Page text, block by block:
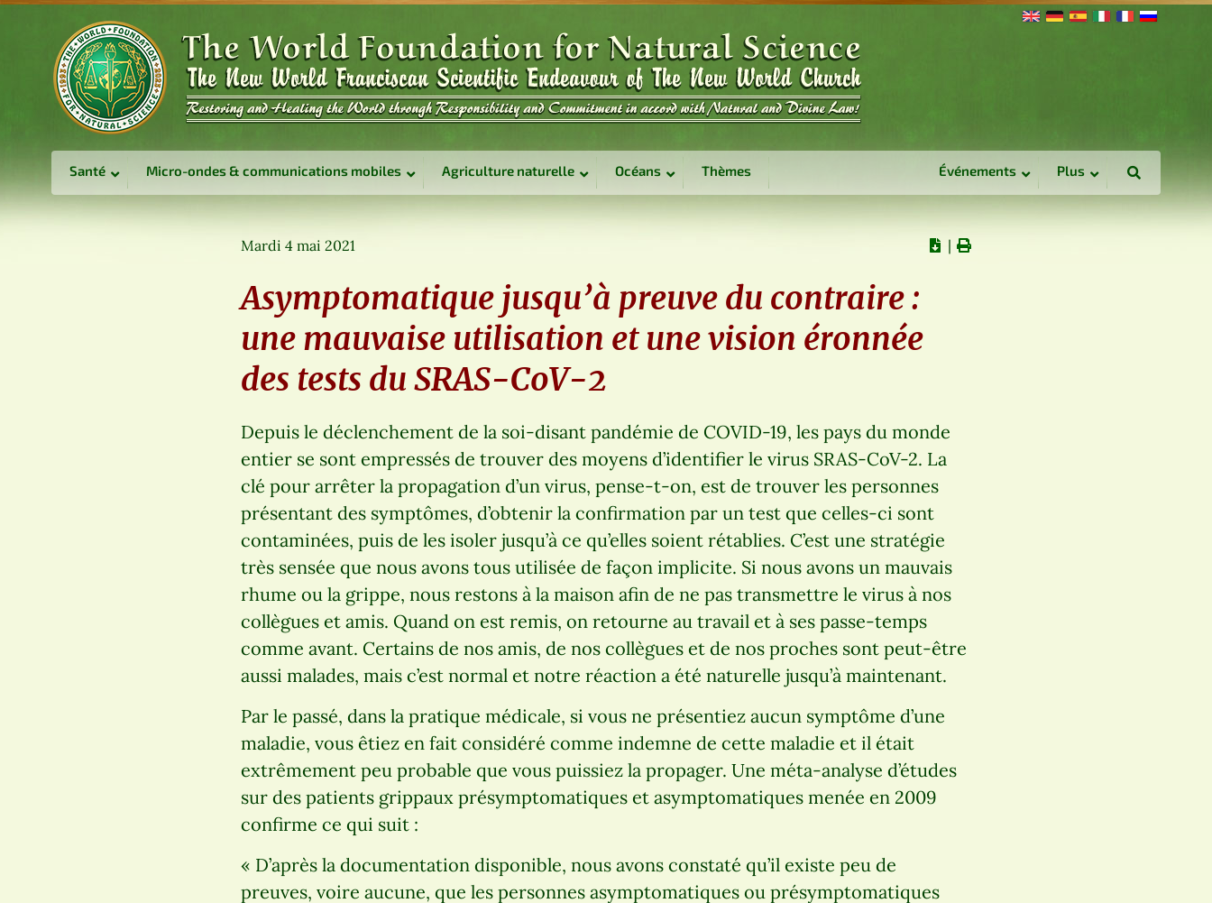
Santé Micro-ondes & communications mobiles Agriculture naturelle Océans Thèmes Événements Plus
Mardi 4 mai 2021 ∣
Asymptomatique jusqu’à preuve du contraire :
une mauvaise utilisation et une vision éronnée
des tests du SRAS-CoV-2
Depuis le déclenchement de la soi-disant pandémie de COVID-19, les pays du monde
entier se sont empressés de trouver des moyens d’identifier le virus SRAS-CoV-2. La
clé pour arrêter la propagation d’un virus, pense-t-on, est de trouver les personnes
présentant des symptômes, d’obtenir la confirmation par un test que celles-ci sont
contaminées, puis de les isoler jusqu’à ce qu’elles soient rétablies. C’est une stratégie
très sensée que nous avons tous utilisée de façon implicite. Si nous avons un mauvais
rhume ou la grippe, nous restons à la maison afin de ne pas transmettre le virus à nos
collègues et amis. Quand on est remis, on retourne au travail et à ses passe-temps
comme avant. Certains de nos amis, de nos collègues et de nos proches sont peut-être
aussi malades, mais c’est normal et notre réaction a été naturelle jusqu’à maintenant.
Par le passé, dans la pratique médicale, si vous ne présentiez aucun symptôme d’une
maladie, vous êtiez en fait considéré comme indemne de cette maladie et il était
extrêmement peu probable que vous puissiez la propager. Une méta-analyse d’études
sur des patients grippaux présymptomatiques et asymptomatiques menée en 2009
confirme ce qui suit :
« D’après la documentation disponible, nous avons constaté qu’il existe peu de
preuves, voire aucune, que les personnes asymptomatiques ou présymptomatiques